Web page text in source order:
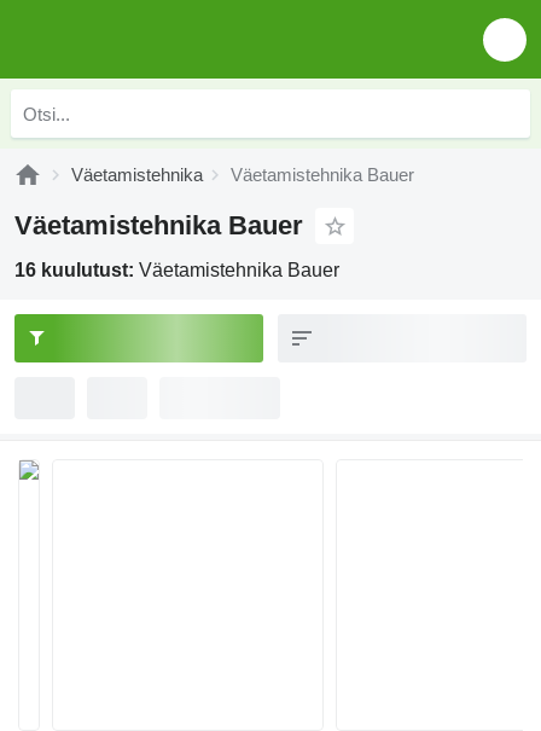
Väetamistehnika Väetamistehnika Bauer
Väetamistehnika Bauer
16 kuulutust: Väetamistehnika Bauer